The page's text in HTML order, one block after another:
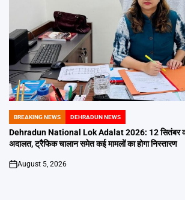
POSTED
IN
BREAKING NEWS DEHRADUN NEWS
Dehradun National Lok Adalat 2026: 12 सितंबर को
अदालत, ट्रैफिक चालान समेत कई मामलों का होगा निस्तारण
on
August 5, 2026